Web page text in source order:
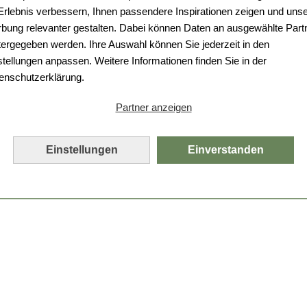
verbessern, Ihnen passendere Inspirationen zeigen und
relevanter gestalten. Dabei können Daten an ausgewählte
werden. Ihre Auswahl können Sie jederzeit in den
anpassen. Weitere Informationen finden Sie in der
Partner anzeigen
Einstellungen Einverstanden
Da ist etwas schiefgelaufen.
Leider ist ein technischer Fehler aufgetreten.
Bitte laden Sie die Seite neu.